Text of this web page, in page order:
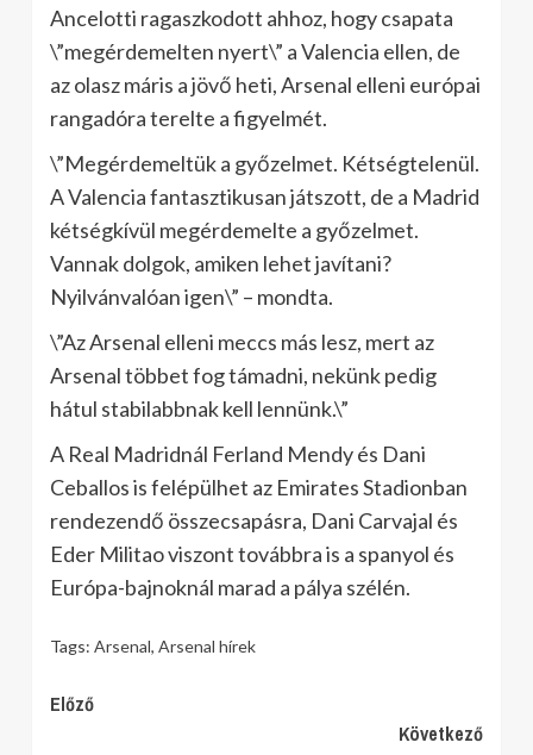
Ancelotti ragaszkodott ahhoz, hogy csapata
\”megérdemelten nyert\” a Valencia ellen, de
az olasz máris a jövő heti, Arsenal elleni európai
rangadóra terelte a figyelmét.
\”Megérdemeltük a győzelmet. Kétségtelenül.
A Valencia fantasztikusan játszott, de a Madrid
kétségkívül megérdemelte a győzelmet.
Vannak dolgok, amiken lehet javítani?
Nyilvánvalóan igen\” – mondta.
\”Az Arsenal elleni meccs más lesz, mert az
Arsenal többet fog támadni, nekünk pedig
hátul stabilabbnak kell lennünk.\”
A Real Madridnál Ferland Mendy és Dani
Ceballos is felépülhet az Emirates Stadionban
rendezendő összecsapásra, Dani Carvajal és
Eder Militao viszont továbbra is a spanyol és
Európa-bajnoknál marad a pálya szélén.
Tags: Arsenal, Arsenal hírek
Continue
Előző
Következő